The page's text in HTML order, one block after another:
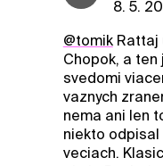
8. 5.
@tomikRattaj
Chopok, a ten
svedomi
vaznych
nema ani len
niekto odpisal
veciach.